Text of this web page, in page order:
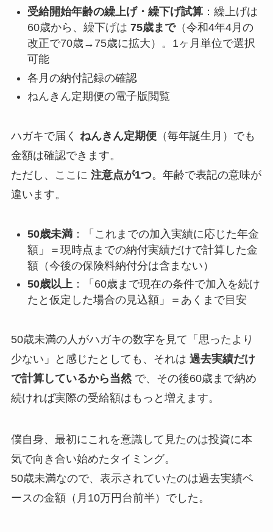
受給開始年齢の繰上げ・繰下げ試算：繰上げは
60歳から、繰下げは 75歳まで（令和4年4月の
改正で70歳→75歳に拡大）。1ヶ月単位で選択
可能
各月の納付記録の確認
ねんきん定期便の電子版閲覧
ハガキで届く ねんきん定期便（毎年誕生月）でも
金額は確認できます。
ただし、ここに 注意点が1つ。年齢で表記の意味が
違います。
50歳未満：「これまでの加入実績に応じた年金
額」＝現時点までの納付実績だけで計算した金
額（今後の保険料納付分は含まない）
50歳以上：「60歳まで現在の条件で加入を続け
たと仮定した場合の見込額」＝あくまで目安
50歳未満の人がハガキの数字を見て「思ったより
少ない」と感じたとしても、それは 過去実績だけ
で計算しているから当然で、その後60歳まで納め
続ければ実際の受給額はもっと増えます。
僕自身、最初にこれを意識して見たのは投資に本
気で向き合い始めたタイミング。
50歳未満なので、表示されていたのは過去実績ベ
ースの金額（月10万円台前半）でした。